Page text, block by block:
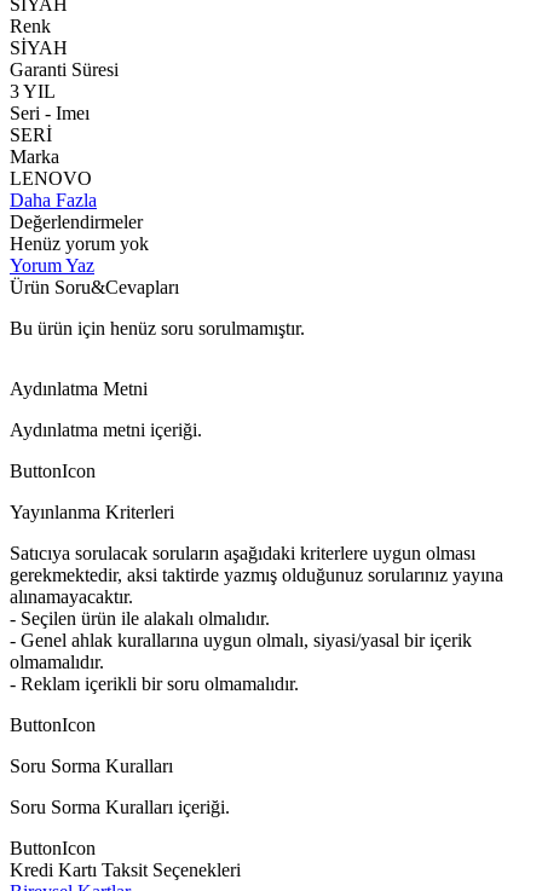
Renk
SİYAH
Garanti Süresi
3 YIL
Seri - Imeı
SERİ
Marka
LENOVO
Daha Fazla
Değerlendirmeler
Henüz yorum yok
Yorum Yaz
Ürün Soru&Cevapları
Bu ürün için henüz soru sorulmamıştır.
Aydınlatma Metni
Aydınlatma metni içeriği.
ButtonIcon
Yayınlanma Kriterleri
Satıcıya sorulacak soruların aşağıdaki kriterlere uygun olması
gerekmektedir, aksi taktirde yazmış olduğunuz sorularınız yayına
alınamayacaktır.
- Seçilen ürün ile alakalı olmalıdır.
- Genel ahlak kurallarına uygun olmalı, siyasi/yasal bir içerik
olmamalıdır.
- Reklam içerikli bir soru olmamalıdır.
ButtonIcon
Soru Sorma Kuralları
Soru Sorma Kuralları içeriği.
ButtonIcon
Kredi Kartı Taksit Seçenekleri